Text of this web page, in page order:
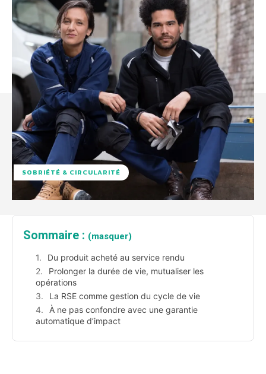
SOBRIÉTÉ & CIRCULARITÉ
Sommaire : (masquer)
Du produit acheté au service rendu
Prolonger la durée de vie, mutualiser les
opérations
La RSE comme gestion du cycle de vie
À ne pas confondre avec une garantie
automatique d’impact